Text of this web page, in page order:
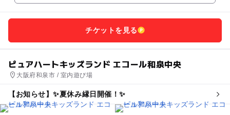
チケットを見る
ピュアハートキッズランド エコール和泉中央
大阪府和泉市 / 室内遊び場
【お知らせ】✨夏休み縁日開催！✨